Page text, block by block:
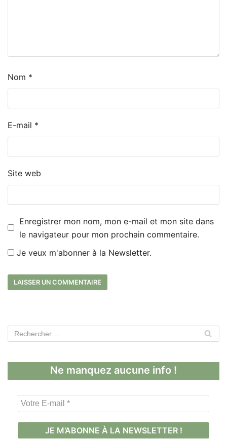
Nom *
E-mail *
Site web
Enregistrer mon nom, mon e-mail et mon site dans
le navigateur pour mon prochain commentaire.
Je veux m'abonner à la Newsletter.
Ne manquez aucune info !
V
o
t